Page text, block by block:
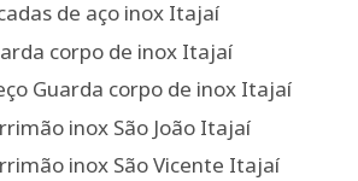
de aço inox Itajaí
corpo de inox Itajaí
Guarda corpo de inox Itajaí
inox São João Itajaí
inox São Vicente Itajaí